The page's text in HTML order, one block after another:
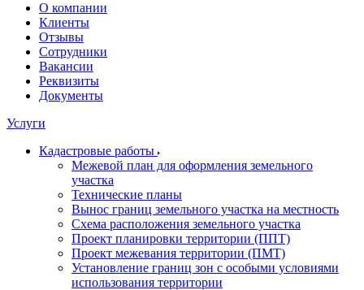
О компании
Клиенты
Отзывы
Сотрудники
Вакансии
Реквизиты
Документы
Услуги
Кадастровые работы
Межевой план для оформления земельного
участка
Технические планы
Вынос границ земельного участка на местность
Схема расположения земельного участка
Проект планировки территории (ППТ)
Проект межевания территории (ПМТ)
Установление границ зон с особыми условиями
использования территории